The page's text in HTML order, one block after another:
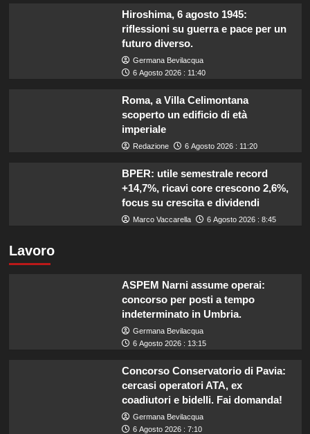
Hiroshima, 6 agosto 1945:
riflessioni su guerra e pace per un
futuro diverso.
Germana Bevilacqua
6 Agosto 2026 : 11:40
Roma, a Villa Celimontana
scoperto un edificio di età
imperiale
Redazione 6 Agosto 2026 : 11:20
BPER: utile semestrale record
+14,7%, ricavi core crescono 2,6%,
focus su crescita e dividendi
Marco Vaccarella 6 Agosto 2026 : 8:45
Lavoro
ASPEM Narni assume operai:
concorso per posti a tempo
indeterminato in Umbria.
Germana Bevilacqua
6 Agosto 2026 : 13:15
Concorso Conservatorio di Pavia:
cercasi operatori ATA, ex
coadiutori e bidelli. Fai domanda!
Germana Bevilacqua
6 Agosto 2026 : 7:10